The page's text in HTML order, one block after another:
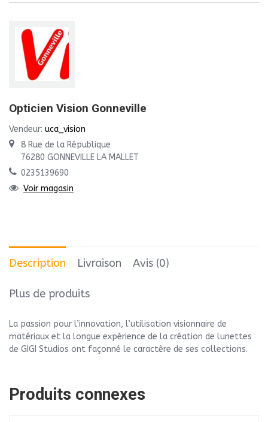
Opticien Vision Gonneville
Vendeur: uca_vision
8 Rue de la République
76280 GONNEVILLE LA MALLET
0235139690
Voir magasin
Description Livraison Avis (0)
Plus de produits
La passion pour l’innovation, l’utilisation visionnaire de
matériaux et la longue expérience de la création de lunettes
de GIGI Studios ont façonné le caractère de ses collections.
Produits connexes